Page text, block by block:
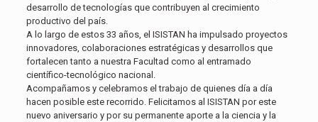
desarrollo de tecnologías que contribuyen al crecimiento
productivo del país.
A lo largo de estos 33 años, el ISISTAN ha impulsado proyectos
innovadores, colaboraciones estratégicas y desarrollos que
fortalecen tanto a nuestra Facultad como al entramado
científico-tecnológico nacional.
Acompañamos y celebramos el trabajo de quienes día a día
hacen posible este recorrido. Felicitamos al ISISTAN por este
nuevo aniversario y por su permanente aporte a la ciencia y la